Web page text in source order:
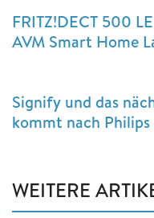
FRITZ!DECT 500
AVM Smart Home
Signify und das
kommt nach Philips
WEITERE